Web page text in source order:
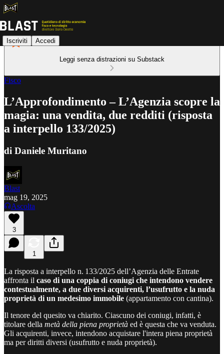
Iscriviti Accedi
Leggi senza distrazioni su Substack
Fisco
L’Approfondimento – L’Agenzia scopre la
magia: una vendita, due redditi (risposta
a interpello 133/2025)
di Daniele Muritano
Blast
mag 19, 2025
Ascolta
3
1
La risposta a interpello n. 133/2025 dell’Agenzia delle Entrate
affronta il caso di una coppia di coniugi che intendono vendere
contestualmente, a due diversi acquirenti, l’usufrutto e la nuda
proprietà di un medesimo immobile (appartamento con cantina).
Il tenore del quesito va chiarito. Ciascuno dei coniugi, infatti, è
titolare della metà della piena proprietà ed è questa che va venduta.
Gli acquirenti, invece, intendono acquistare l'intera piena proprietà
ma per diritti diversi (usufrutto e nuda proprietà).